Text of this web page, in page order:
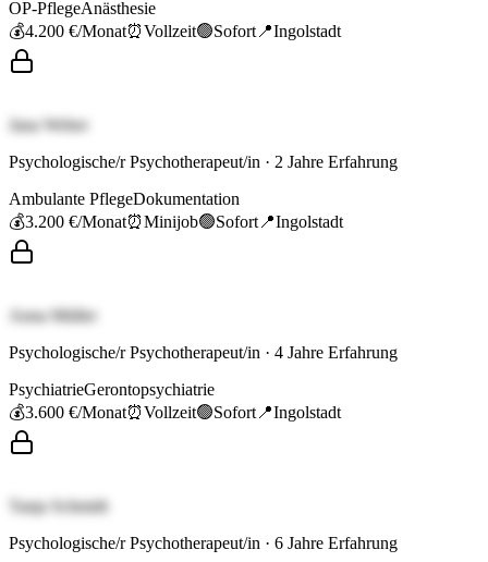
OP-PflegeAnästhesie
💰4.200 €/Monat⏰Vollzeit🟢Sofort 📍Ingolstadt
Jana Weber
Psychologische/r Psychotherapeut/in · 2 Jahre Erfahrung
Ambulante PflegeDokumentation
💰3.200 €/Monat⏰Minijob🟢Sofort 📍Ingolstadt
Anna Müller
Psychologische/r Psychotherapeut/in · 4 Jahre Erfahrung
PsychiatrieGerontopsychiatrie
💰3.600 €/Monat⏰Vollzeit🟢Sofort 📍Ingolstadt
Tanja Schmidt
Psychologische/r Psychotherapeut/in · 6 Jahre Erfahrung